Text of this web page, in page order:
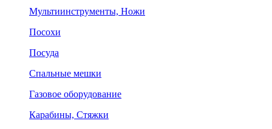
Мультиинструменты, Ножи
Посохи
Посуда
Спальные мешки
Газовое оборудование
Карабины, Стяжки